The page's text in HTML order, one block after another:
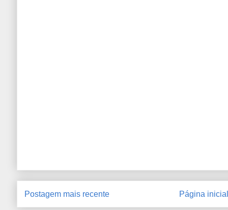
Postagem mais recente Página inicial